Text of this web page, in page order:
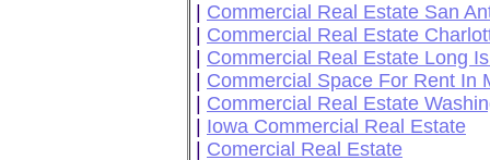
Commercial Real Estate San
Commercial Real Estate
Commercial Real Estate Long
Commercial Space For Rent In
Commercial Real Estate
Iowa Commercial Real Estate
Comercial Real Estate